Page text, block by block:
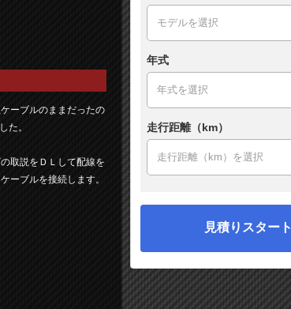
ーブルのままだったの
た。
取説をＤＬして配線を
ーブルを接続します。
年式
走行距離（km）
見積りスタート